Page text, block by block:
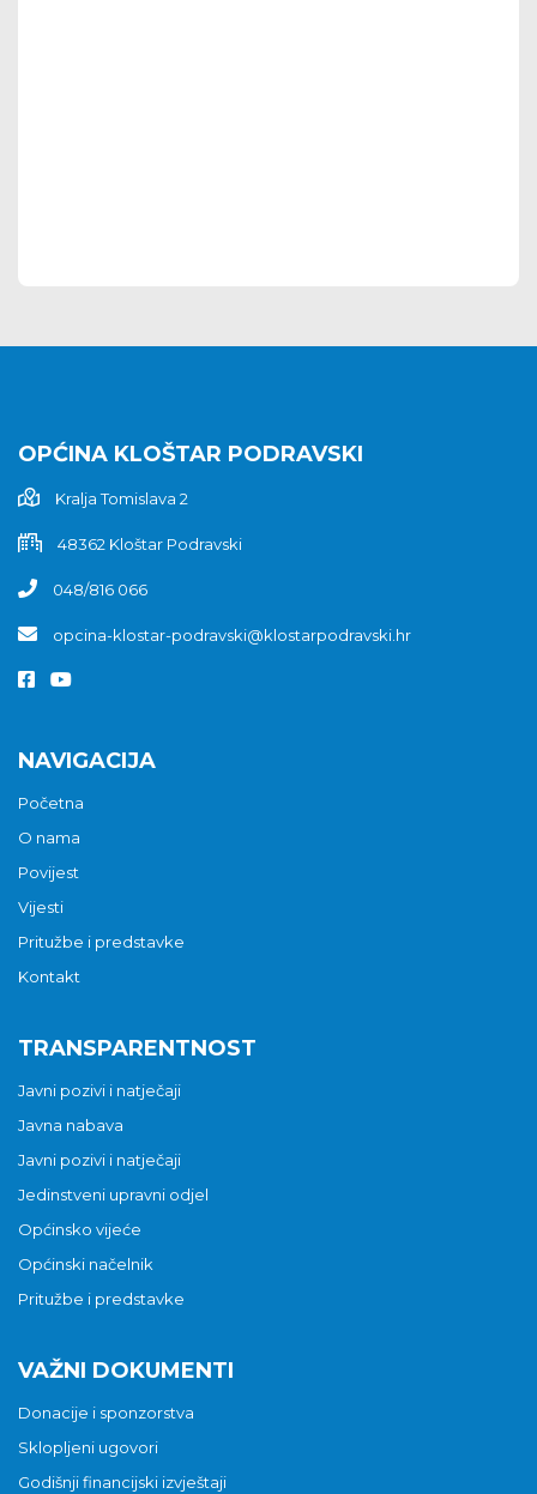
OPĆINA KLOŠTAR PODRAVSKI
Kralja Tomislava 2
48362 Kloštar Podravski
048/816 066
opcina-klostar-podravski@klostarpodravski.hr
NAVIGACIJA
Početna
O nama
Povijest
Vijesti
Pritužbe i predstavke
Kontakt
TRANSPARENTNOST
Javni pozivi i natječaji
Javna nabava
Javni pozivi i natječaji
Jedinstveni upravni odjel
Općinsko vijeće
Općinski načelnik
Pritužbe i predstavke
VAŽNI DOKUMENTI
Donacije i sponzorstva
Sklopljeni ugovori
Godišnji financijski izvještaji